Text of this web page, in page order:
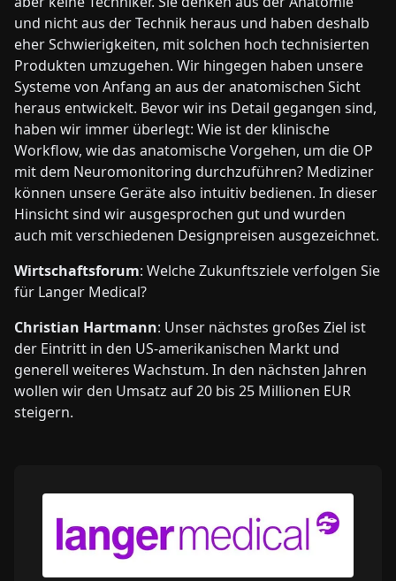
und nicht aus der Technik heraus und haben deshalb
eher Schwierigkeiten, mit solchen hoch technisierten
Produkten umzugehen. Wir hingegen haben unsere
Systeme von Anfang an aus der anatomischen Sicht
heraus entwickelt. Bevor wir ins Detail gegangen sind,
haben wir immer überlegt: Wie ist der klinische
Workflow, wie das anatomische Vorgehen, um die OP
mit dem Neuromonitoring durchzuführen? Mediziner
können unsere Geräte also intuitiv bedienen. In dieser
Hinsicht sind wir ausgesprochen gut und wurden
auch mit verschiedenen Designpreisen ausgezeichnet.
Wirtschaftsforum: Welche Zukunftsziele verfolgen Sie
für Langer Medical?
Christian Hartmann: Unser nächstes großes Ziel ist
der Eintritt in den US-amerikanischen Markt und
generell weiteres Wachstum. In den nächsten Jahren
wollen wir den Umsatz auf 20 bis 25 Millionen EUR
steigern.